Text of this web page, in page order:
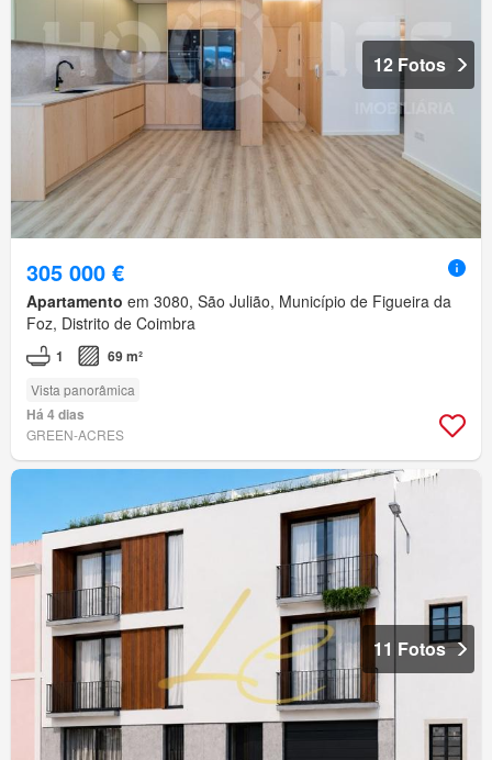
12 Fotos
305 000 €
Apartamento em 3080, São Julião, Município de Figueira da
Foz, Distrito de Coimbra
1 69 m²
Vista panorâmica
Há 4 dias
GREEN-ACRES
11 Fotos